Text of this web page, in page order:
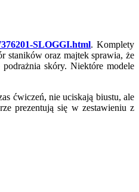
SLOGGI.html. Komplety
staników oraz majtek sprawia, że
skóry. Niektóre modele
ćwiczeń, nie uciskają biustu, ale
prezentują się w zestawieniu z